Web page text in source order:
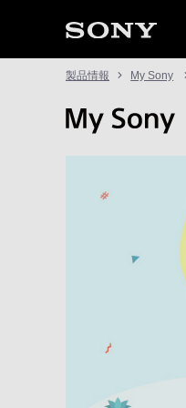
製品情報 My Sony